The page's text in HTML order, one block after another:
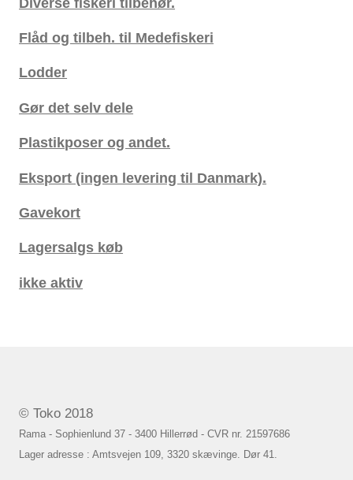
Flåd og tilbeh. til Medefiskeri
Lodder
Gør det selv dele
Plastikposer og andet.
Eksport (ingen levering til Danmark).
Gavekort
Lagersalgs køb
ikke aktiv
© Toko 2018
Rama - Sophienlund 37 - 3400 Hillerrød - CVR nr. 21597686
Lager adresse : Amtsvejen 109, 3320 skævinge. Dør 41.